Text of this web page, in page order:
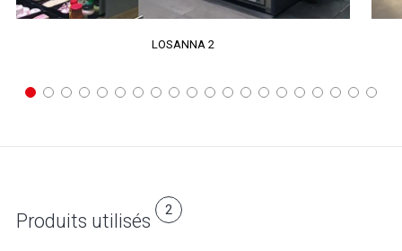
LOSANNA 2
Produits utilisés 2